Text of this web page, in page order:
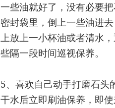
一些油就好了，没有必要
密封袋里，倒上一些油进
上放上一小杯油或者清水
些隔一段时间巡视保养。
5、喜欢自己动手打磨石头
干水后立即刷油保养，即